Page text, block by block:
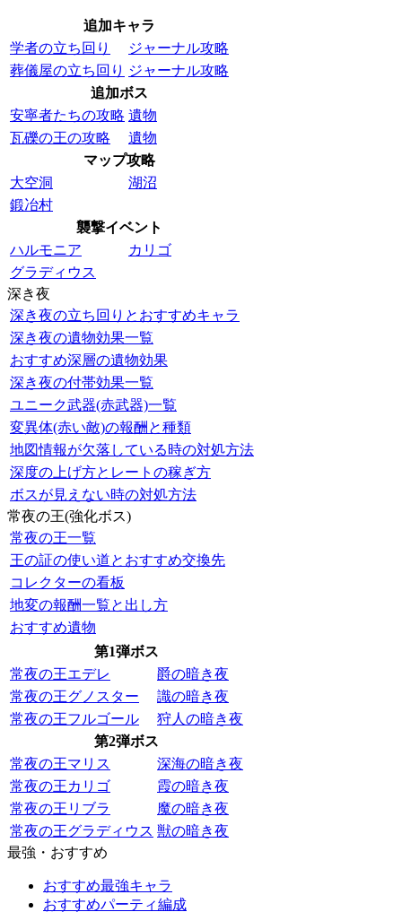
追加キャラ
学者の立ち回り
ジャーナル攻略
葬儀屋の立ち回り ジャーナル攻略
追加ボス
安寧者たちの攻略 遺物
瓦礫の王の攻略
遺物
マップ攻略
大空洞
湖沼
鍛冶村
襲撃イベント
ハルモニア
カリゴ
グラディウス
深き夜
深き夜の立ち回りとおすすめキャラ
深き夜の遺物効果一覧
おすすめ深層の遺物効果
深き夜の付帯効果一覧
ユニーク武器(赤武器)一覧
変異体(赤い敵)の報酬と種類
地図情報が欠落している時の対処方法
深度の上げ方とレートの稼ぎ方
ボスが見えない時の対処方法
常夜の王(強化ボス)
常夜の王一覧
王の証の使い道とおすすめ交換先
コレクターの看板
地変の報酬一覧と出し方
おすすめ遺物
第1弾ボス
常夜の王エデレ
爵の暗き夜
常夜の王グノスター
識の暗き夜
常夜の王フルゴール
狩人の暗き夜
第2弾ボス
常夜の王マリス
深海の暗き夜
常夜の王カリゴ
霞の暗き夜
常夜の王リブラ
魔の暗き夜
常夜の王グラディウス 獣の暗き夜
最強・おすすめ
おすすめ最強キャラ
おすすめパーティ編成